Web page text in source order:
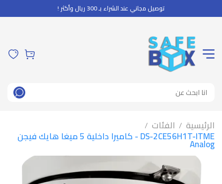
توصيل مجاني عند الشراء بـ 300 ريال وأكثر !
الرئيسية / الفئات /
DS-2CE56H1T-ITME - كاميرا داخلية 5 ميغا هايك فيجن Analog